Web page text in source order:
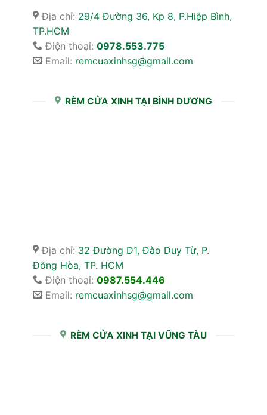
Địa chỉ: 29/4 Đường 36, Kp 8, P.Hiệp Bình,
TP.HCM
Điện thoại: 0978.553.775
Email: remcuaxinhsg@gmail.com
RÈM CỬA XINH TẠI BÌNH DƯƠNG
Địa chỉ: 32 Đường D1, Đào Duy Từ, P.
Đông Hòa, TP. HCM
Điện thoại: 0987.554.446
Email: remcuaxinhsg@gmail.com
RÈM CỬA XINH TẠI VŨNG TÀU